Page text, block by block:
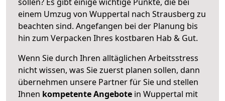
einem Umzug von Wuppertal nach Strausberg zu
beachten sind. Angefangen bei der Planung bis
hin zum Verpacken Ihres kostbaren Hab & Gut.
Wenn Sie durch Ihren alltäglichen Arbeitsstress
nicht wissen, was Sie zuerst planen sollen, dann
übernehmen unsere Partner für Sie und stellen
Ihnen kompetente Angebote in Wuppertal mit